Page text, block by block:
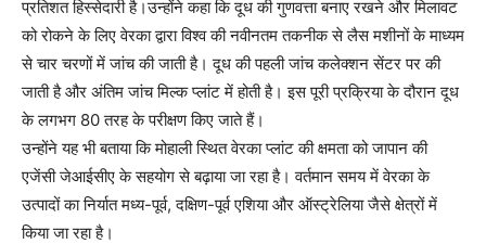
प्रतिशत हिस्सेदारी है।उन्होंने कहा कि दूध की गुणवत्ता बनाए रखने और मिलावट
को रोकने के लिए वेरका द्वारा विश्व की नवीनतम तकनीक से लैस मशीनों के माध्यम
से चार चरणों में जांच की जाती है। दूध की पहली जांच कलेक्शन सेंटर पर की
जाती है और अंतिम जांच मिल्क प्लांट में होती है। इस पूरी प्रक्रिया के दौरान दूध
के लगभग 80 तरह के परीक्षण किए जाते हैं।
उन्होंने यह भी बताया कि मोहाली स्थित वेरका प्लांट की क्षमता को जापान की
एजेंसी जेआईसीए के सहयोग से बढ़ाया जा रहा है। वर्तमान समय में वेरका के
उत्पादों का निर्यात मध्य-पूर्व, दक्षिण-पूर्व एशिया और ऑस्ट्रेलिया जैसे क्षेत्रों में
किया जा रहा है।